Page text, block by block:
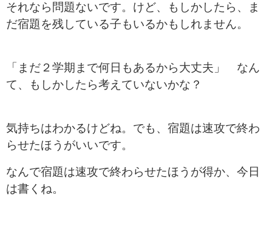
それなら問題ないです。けど、もしかしたら、ま
だ宿題を残している子もいるかもしれません。
「まだ２学期まで何日もあるから大丈夫」 なん
て、もしかしたら考えていないかな？
気持ちはわかるけどね。でも、宿題は速攻で終わ
らせたほうがいいです。
なんで宿題は速攻で終わらせたほうが得か、今日
は書くね。